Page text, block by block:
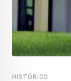
HISTÓRICO